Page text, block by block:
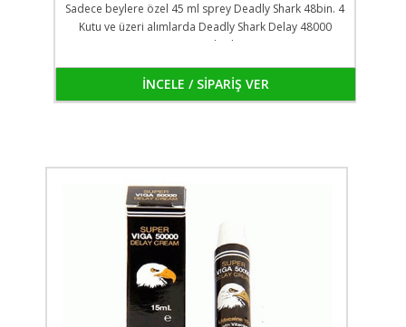
Sadece beylere özel 45 ml sprey Deadly Shark 48bin. 4
Kutu ve üzeri alımlarda Deadly Shark Delay 48000
Krem Hediyeli...
İNCELE / SİPARİŞ VER